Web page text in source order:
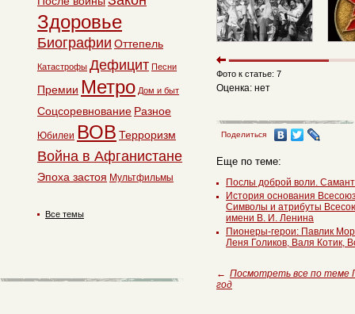
Фото к статье: 7
Оценка: нет
Поделиться
Еще по теме:
Послы доброй воли.
История основания
Символы и атрибуты
имени В. И. Ленина
Пионеры-герои: Павлик
Леня Голиков, Валя Котик,
← Посмотреть все по теме
год
Здоровье
Биографии Оттепель
Катастрофы Дефицит Песни
Премии Метро Дом и быт
Соцсоревнование Разное
Юбилеи ВОВ Терроризм
Война в Афганистане
Эпоха застоя Мультфильмы
Все темы